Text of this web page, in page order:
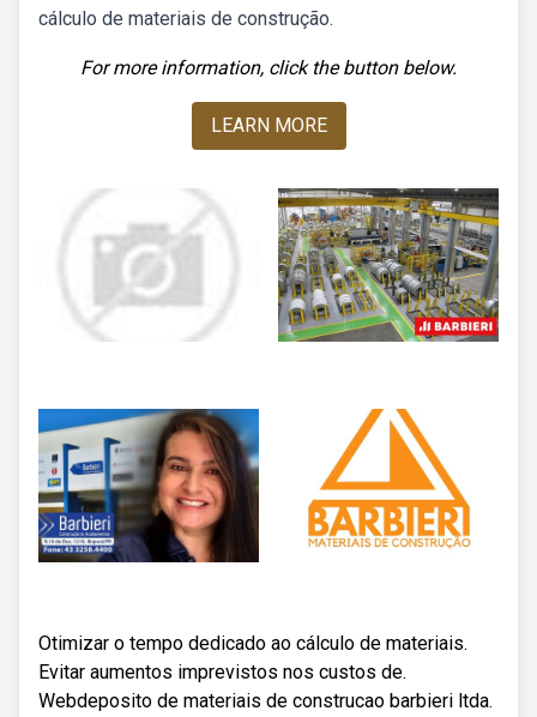
️cálculo de materiais de construção.
For more information, click the button below.
LEARN MORE
Otimizar o tempo dedicado ao cálculo de materiais.
Evitar aumentos imprevistos nos custos de.
Webdeposito de materiais de construcao barbieri ltda.